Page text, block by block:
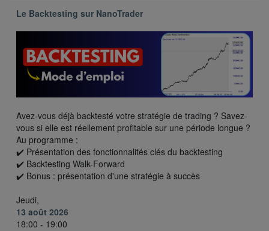
Le Backtesting sur NanoTrader
Avez-vous déjà backtesté votre stratégie de trading ? Savez-
vous si elle est réellement profitable sur une période longue ?
Au programme :
✔️ Présentation des fonctionnalités clés du backtesting
✔️ Backtesting Walk-Forward
✔️ Bonus : présentation d'une stratégie à succès
Jeudi,
13 août 2026
18:00 - 19:00